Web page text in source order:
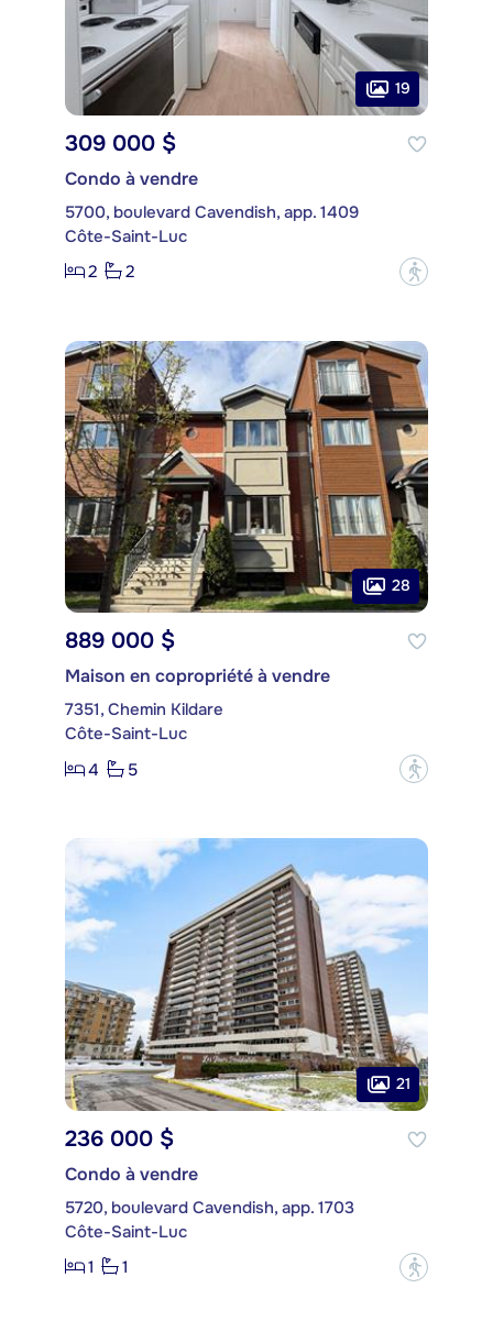
19
309 000 $
Condo à vendre
5700, boulevard Cavendish, app. 1409
Côte-Saint-Luc
2
2 ?
28
889 000 $
Maison en copropriété à vendre
7351, Chemin Kildare
Côte-Saint-Luc
4
5 ?
21
236 000 $
Condo à vendre
5720, boulevard Cavendish, app. 1703
Côte-Saint-Luc
1
1 ?